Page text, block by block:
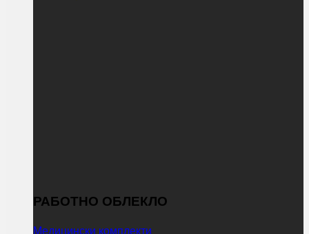
РАБОТНО ОБЛЕКЛО
Медицински комплекти